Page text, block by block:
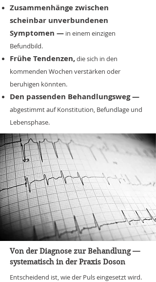
Zusammenhänge zwischen
scheinbar unverbundenen
Symptomen — in einem einzigen
Befundbild.
Frühe Tendenzen,die sich in den
kommenden Wochen verstärken oder
beruhigen könnten.
Den passenden Behandlungsweg —
abgestimmt auf Konstitution, Befundlage und
Lebensphase.
Von der Diagnose zur Behandlung —
systematisch in der Praxis Doson
Entscheidend ist, wie der Puls eingesetzt wird.